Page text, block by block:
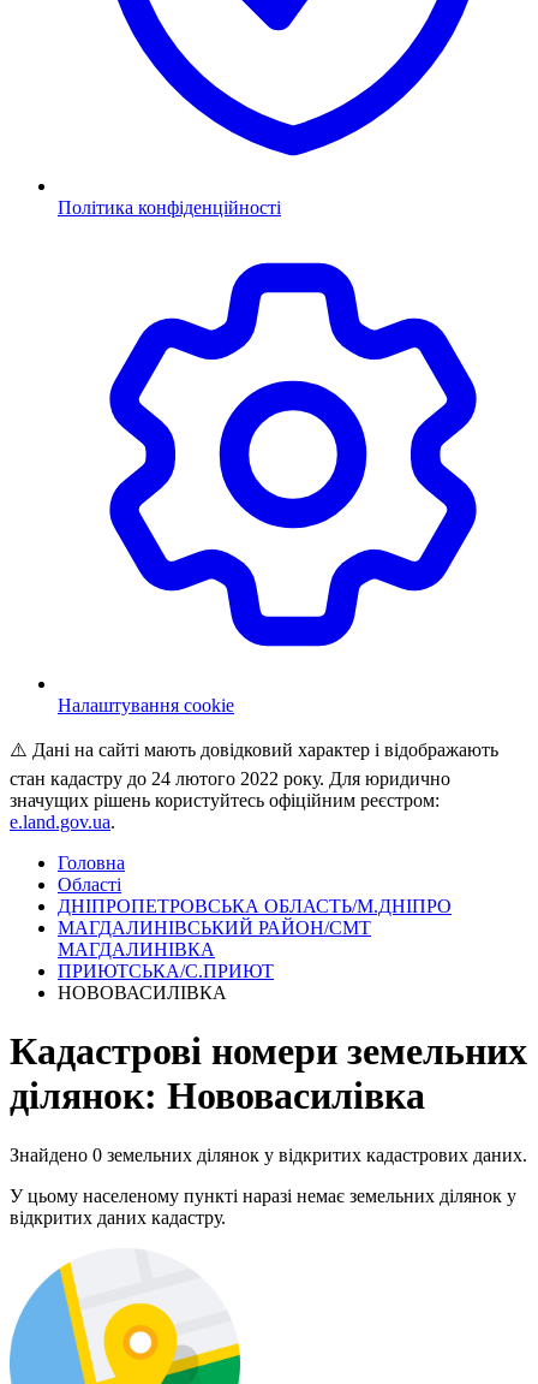
Політика конфіденційності
Налаштування cookie
⚠️ Дані на сайті мають довідковий характер і відображають
стан кадастру до 24 лютого 2022 року. Для юридично
значущих рішень користуйтесь офіційним реєстром:
e.land.gov.ua.
Головна
Області
ДНІПРОПЕТРОВСЬКА ОБЛАСТЬ/М.ДНІПРО
МАГДАЛИНІВСЬКИЙ РАЙОН/СМТ
МАГДАЛИНІВКА
ПРИЮТСЬКА/С.ПРИЮТ
НОВОВАСИЛІВКА
Кадастрові номери земельних
ділянок: Нововасилівка
Знайдено 0 земельних ділянок у відкритих кадастрових даних.
У цьому населеному пункті наразі немає земельних ділянок у
відкритих даних кадастру.